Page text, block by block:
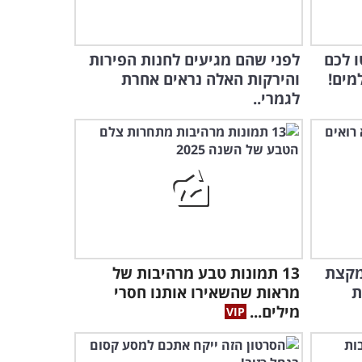
4:35
3:31
פנינת הדולומיטים: זהו אחד
מהאגמים היפים ביותר בצפון
איטליה...
12 המפלים היפים ביותר
באיסלנד: סרטון של טבע
17:14
פלאי פטגוניה: סרטון 4K
שייקח אתכם למסע ברחבי
חבל ארץ מרהיב
מסע אל מכתש רמון: סרטון
לכם
לפני שהם מגיעים לחנות הפירות
והירקות האלה נראים אחרת
לגמרי..
13 תמונות טבע מרהיבות של
מראות שהשאירו אותנו חסרי
מילים...